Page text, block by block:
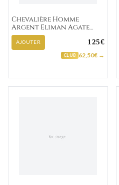
Chevalière Homme
Argent Eliman Agate
Noir
AJOUTER 125€
CLUB 62,50€ →